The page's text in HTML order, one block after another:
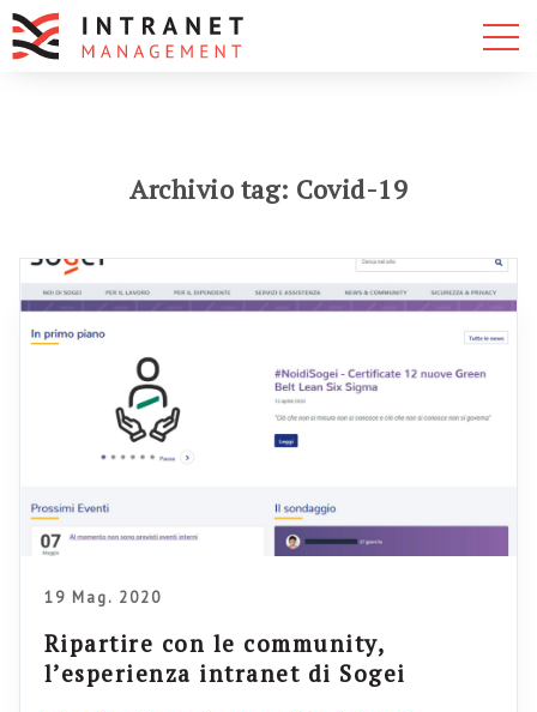
Archivio tag: Covid-19
19 Mag. 2020
Ripartire con le community,
l’esperienza intranet di Sogei